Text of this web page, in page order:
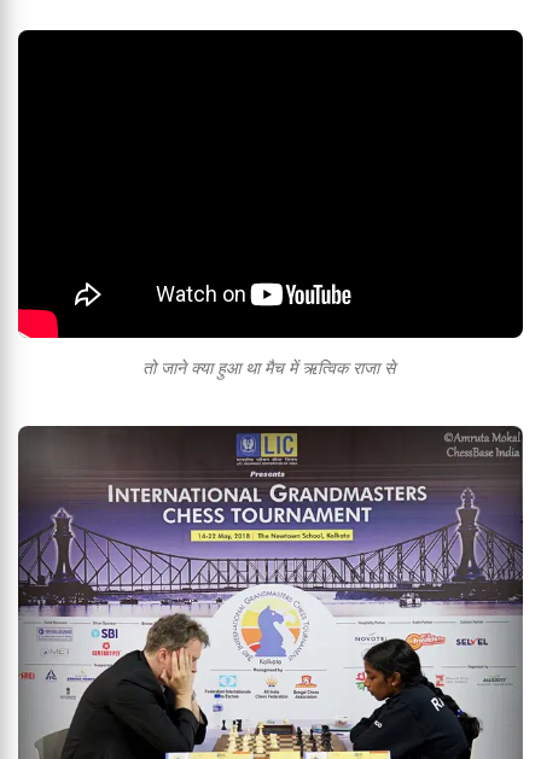
तो जाने क्या हुआ था मैच में ऋत्विक राजा से